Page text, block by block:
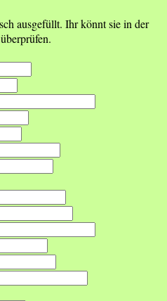
ausgefüllt. Ihr könnt sie in der